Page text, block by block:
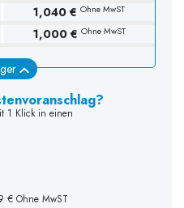
1,040 € Ohne MwST
1,000 € Ohne MwST
1 Klick in einen
€ Ohne MwST